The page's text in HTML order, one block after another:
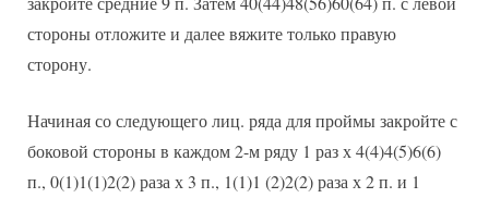
стороны отложите и далее вяжите только правую
сторону.
Начиная со следующего лиц. ряда для проймы закройте с
боковой стороны в каждом 2-м ряду 1 раз х 4(4)4(5)6(6)
п., 0(1)1(1)2(2) раза х 3 п., 1(1)1 (2)2(2) раза х 2 п. и 1